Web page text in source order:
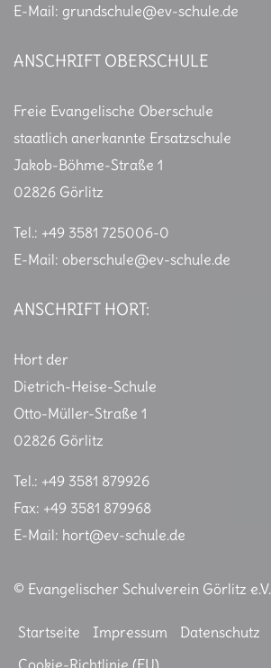
E-Mail: grundschule@ev-schule.de
ANSCHRIFT OBERSCHULE
Freie Evangelische Oberschule
staatlich anerkannte Ersatzschule
Jakob-Böhme-Straße 1
02826 Görlitz
Tel.: +49 3581 725006-0
E-Mail: oberschule@ev-schule.de
ANSCHRIFT HORT:
Hort der
Dietrich-Heise-Schule
Otto-Müller-Straße 1
02826 Görlitz
Tel.: +49 3581 879926
Fax: +49 3581 879968
E-Mail: hort@ev-schule.de
© Evangelischer Schulverein Görlitz e.V.
Startseite Impressum
Datenschutz
Cookie-Richtlinie (EU)